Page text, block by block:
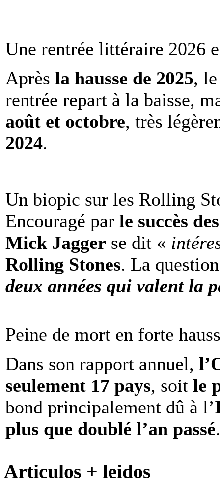
Une rentrée littéraire 2026
Après la hausse de 2025,
rentrée repart à la baisse,
août et octobre, très
2024.
Un biopic sur les Rolling
Encouragé par le succès
Mick Jagger se dit «
Rolling Stones. La
deux années qui valent la
Peine de mort en forte
Dans son rapport annuel,
seulement 17 pays, soit le
bond principalement dû à l’
plus que doublé l’an passé.
Articulos + leidos